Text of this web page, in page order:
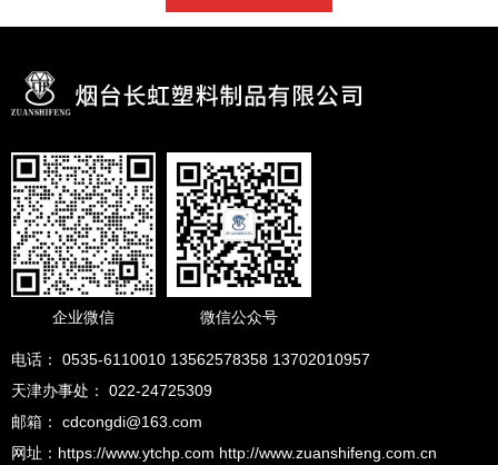
企业微信 微信公众号
电话： 0535-6110010 13562578358 13702010957
天津办事处： 022-24725309
邮箱： cdcongdi@163.com
网址：https://www.ytchp.com http://www.zuanshifeng.com.cn